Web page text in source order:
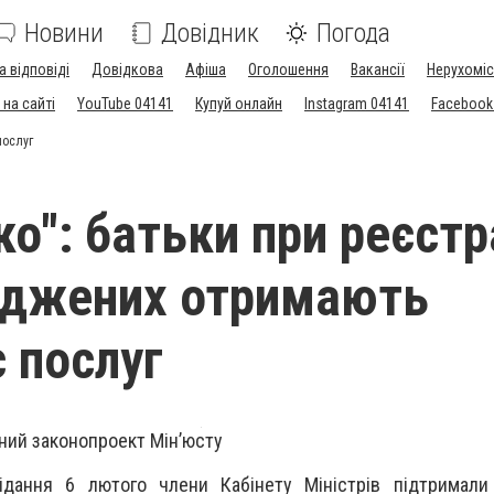
Новини Довідник Погода
відповіді Довідкова Афіша Оголошення Вакансії
сайті
YouTube 04141 Купуй онлайн Instagram 04141
батьки при
отримають
законопроект Мін’юсту
6 лютого члени Кабінету Міністрів